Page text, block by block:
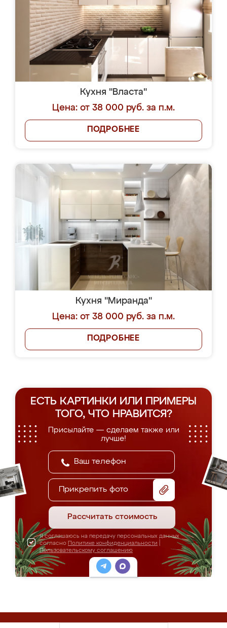
Кухня "Власта"
Цена: от 38 000 руб. за п.м.
ПОДРОБНЕЕ
Кухня "Миранда"
Цена: от 38 000 руб. за п.м.
ПОДРОБНЕЕ
ЕСТЬ КАРТИНКИ ИЛИ ПРИМЕРЫ
ТОГО, ЧТО НРАВИТСЯ?
Присылайте — сделаем также или
лучше!
Прикрепить фото
Рассчитать стоимость
Я соглашаюсь на передачу персональных данных
согласно Политике конфиденциальности
Пользовательскому соглашению